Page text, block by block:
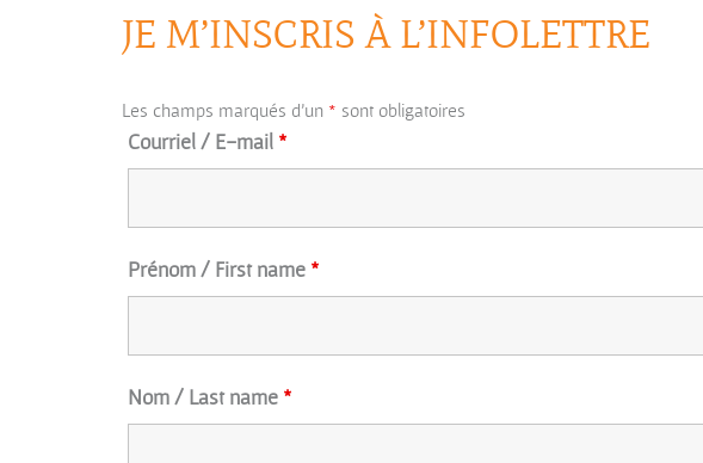
JE M’INSCRIS À L’INFOLETTRE
Les champs marqués d’un * sont obligatoires
Courriel / E-mail *
Prénom / First name *
Nom / Last name *